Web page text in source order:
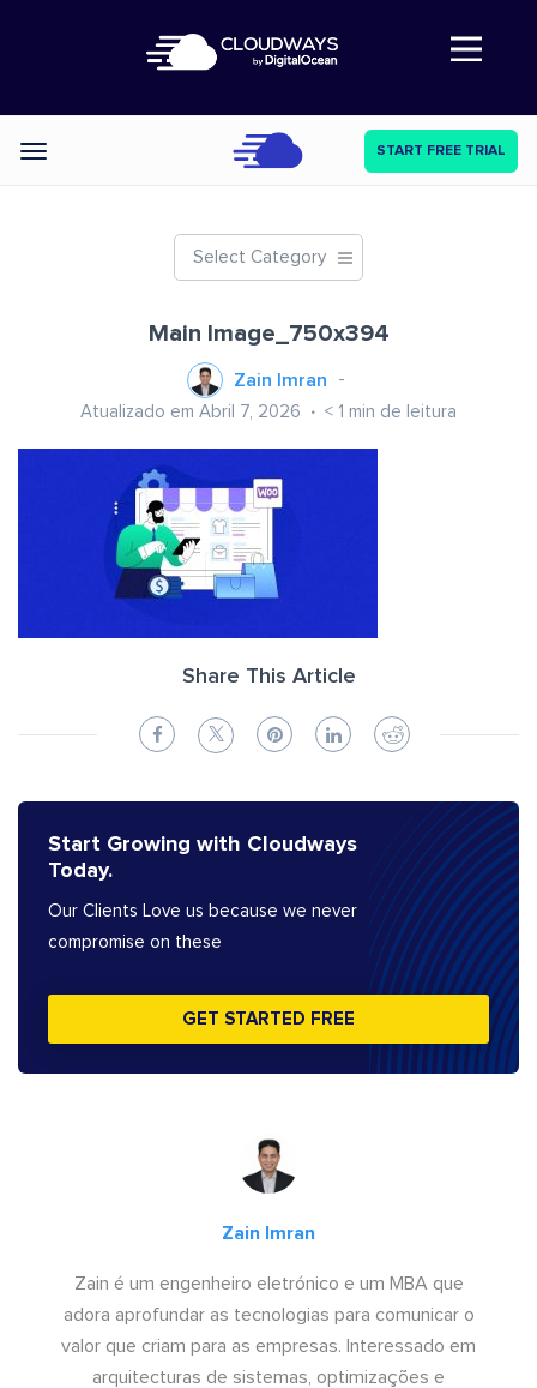
Abre a navegação
Categories START FREE TRIAL
Select Category
Main Image_750x394
Zain Imran
Atualizado em Abril 7, 2026 < 1 min de leitura
Share This Article
Start Growing with Cloudways
Today.
Our Clients Love us because we never
compromise on these
GET STARTED FREE
Zain Imran
Zain é um engenheiro eletrónico e um MBA que
adora aprofundar as tecnologias para comunicar o
valor que criam para as empresas. Interessado em
arquitecturas de sistemas, optimizações e